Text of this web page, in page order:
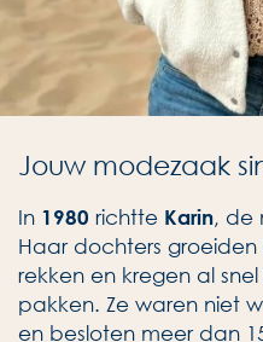
Jouw modezaak
In 1980 richtte Karin, de
Haar dochters groeiden
rekken en kregen al
pakken. Ze waren niet
en besloten meer dan